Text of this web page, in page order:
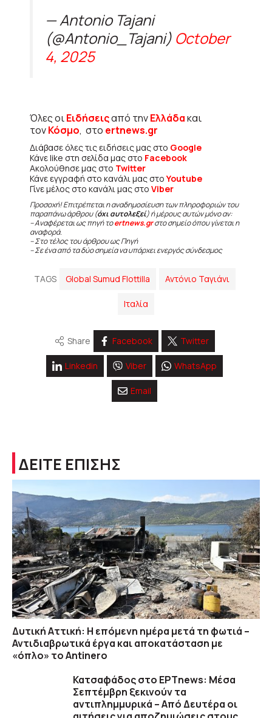
— Antonio Tajani
(@Antonio_Tajani) October
4, 2025
Όλες οιΕιδήσειςαπό τηνΕλλάδακαι
τονΚόσμο, στο ertnews.gr
Διάβασε όλες τις ειδήσεις μας στο Google
Κάνε like στη σελίδα μας στο Facebook
Ακολούθησε μας στο Twitter
Κάνε εγγραφή στο κανάλι μας στοYoutube
Γίνε μέλος στο κανάλι μας στο Viber
Προσοχή! Επιτρέπεται η αναδημοσίευση των πληροφοριών του
παραπάνω άρθρου (όχι αυτολεξεί) ή μέρους αυτών μόνο αν:
– Αναφέρεται ως πηγή τοertnews.grστο σημείο όπου γίνεται η
αναφορά.
– Στο τέλος του άρθρου ως Πηγή
– Σε ένα από τα δύο σημεία να υπάρχει ενεργός σύνδεσμος
TAGS Global Sumud Flottilla Αντόνιο Ταγιάνι
Ιταλία
Share Facebook Twitter
Linkedin Viber WhatsApp
Email
ΔΕΙΤΕ ΕΠΙΣΗΣ
Δυτική Αττική: Η επόμενη ημέρα μετά τη φωτιά –
Αντιδιαβρωτικά έργα και αποκατάσταση με
«όπλο» το Antinero
Κατσαφάδος στο ΕΡΤnews: Μέσα
Σεπτέμβρη ξεκινούν τα
αντιπλημμυρικά – Από Δευτέρα οι